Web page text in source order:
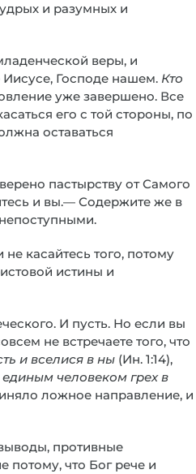
и разумных и
веры, и
Господе нашем. Кто
уже завершено. Все
его с той стороны, по
оставаться
пастырству от Самого
и вы.— Содержите же в
касайтесь того, потому
истины и
И пусть. Но если вы
не встречаете того, что
и вселися в ны (Ин. 1:14),
единым человеком грех в
ложное направление, и
противные
потому, что Бог рече и